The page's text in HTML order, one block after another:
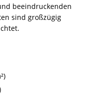
beeindruckenden
sind großzügig